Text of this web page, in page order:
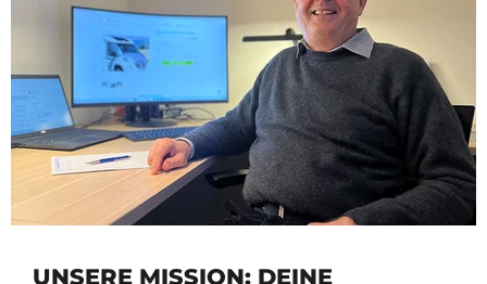
UNSERE MISSION: DEINE